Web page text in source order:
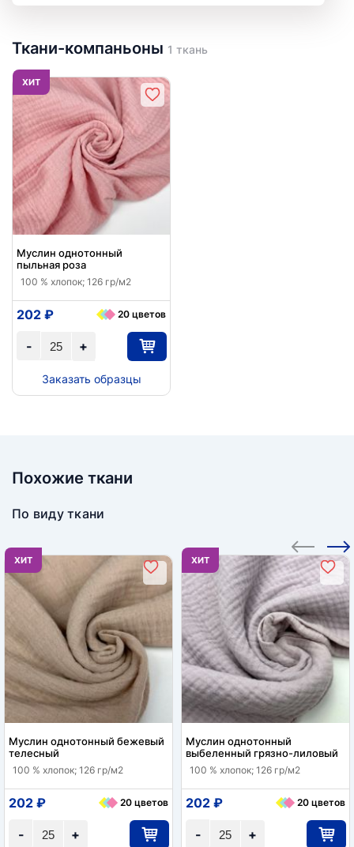
Ткани-компаньоны 1 ткань
ХИТ
Муслин однотонный
пыльная роза
100 % хлопок; 126 гр/м2
+
-
202 ₽ 20 цветов
Заказать образцы
Похожие ткани
По виду ткани
ХИТ
Муслин однотонный бежевый
телесный
100 % хлопок; 126 гр/м2
+
-
202 ₽ 20 цветов
ХИТ
Муслин однотонный
выбеленный грязно-лиловый
100 % хлопок; 126 гр/м2
+
-
202 ₽ 20 цветов